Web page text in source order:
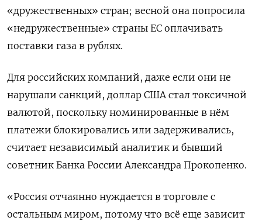
«дружественных» стран; весной она попросила
«недружественные» страны ЕС оплачивать
поставки газа в рублях.
Для российских компаний, даже если они не
нарушали санкций, доллар США стал токсичной
валютой, поскольку номинированные в нём
платежи блокировались или задерживались,
считает независимый аналитик и бывший
советник Банка России Александра Прокопенко.
«Россия отчаянно нуждается в торговле с
остальным миром, потому что всё еще зависит